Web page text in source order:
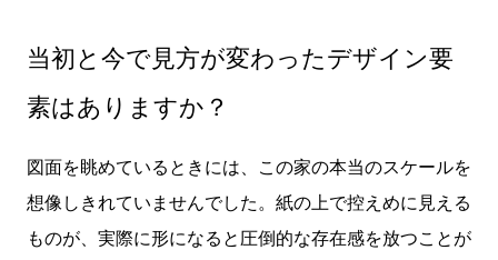
当初と今で見方が変わったデザイン要
素はありますか？
図面を眺めているときには、この家の本当のスケールを
想像しきれていませんでした。紙の上で控えめに見える
ものが、実際に形になると圧倒的な存在感を放つことが